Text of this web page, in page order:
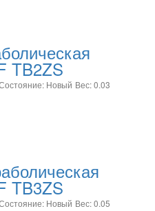
TB2ZS
Новый Вес: 0.03
TB3ZS
Новый Вес: 0.05